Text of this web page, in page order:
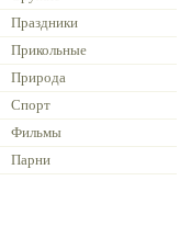
Праздники
Прикольные
Природа
Спорт
Фильмы
Парни